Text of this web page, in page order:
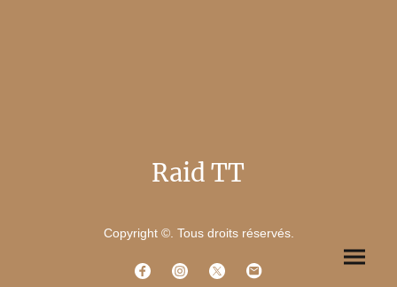
Raid TT
Copyright ©. Tous droits réservés.